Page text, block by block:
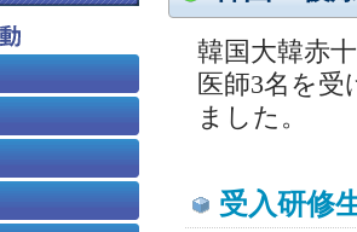
韓国大韓赤
医師3名を
ました。
受入研修